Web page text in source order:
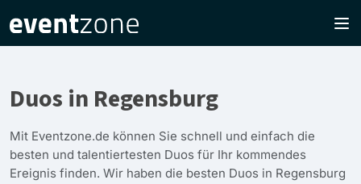
Duos in Regensburg
Mit Eventzone.de können Sie schnell und einfach die
besten und talentiertesten Duos für Ihr kommendes
Ereignis finden. Wir haben die besten Duos in Regensburg